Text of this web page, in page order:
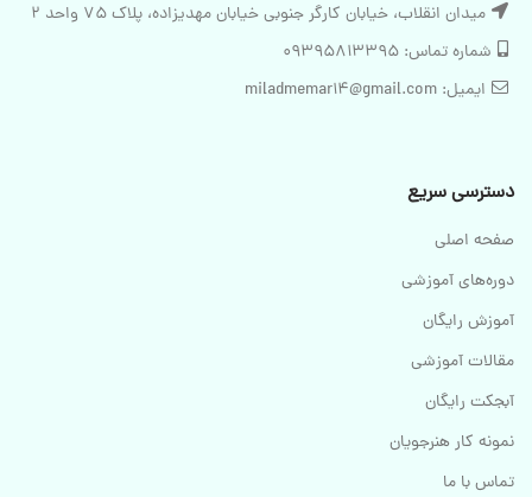
میدان انقلاب، خیابان کارگر جنوبی خیابان مهدیزاده، پلاک 75 واحد 2
شماره تماس: 09395813395
ایمیل: miladmemar14@gmail.com
دسترسی سریع
صفحه اصلی
دوره‌های آموزشی
آموزش رایگان
مقالات آموزشی
آبجکت رایگان
نمونه کار هنرجویان
تماس با ما